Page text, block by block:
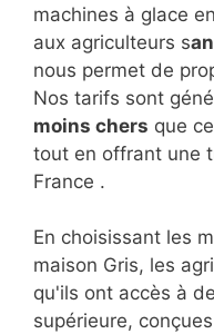
machines à glace en
aux agriculteurs s
nous permet de
Nos tarifs sont
moins chers que
tout en offrant une
France .
En choisissant les
maison Gris, les
qu'ils ont accès à
supérieure,